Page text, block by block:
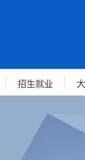
STUDIES, ANHUI
招生就业